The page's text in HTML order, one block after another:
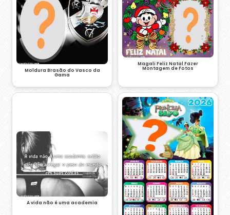
Moldura Brasão do Vasco da
Gama
Magali Feliz Natal Fazer
Montagem de Fotos
A vida não é uma academia